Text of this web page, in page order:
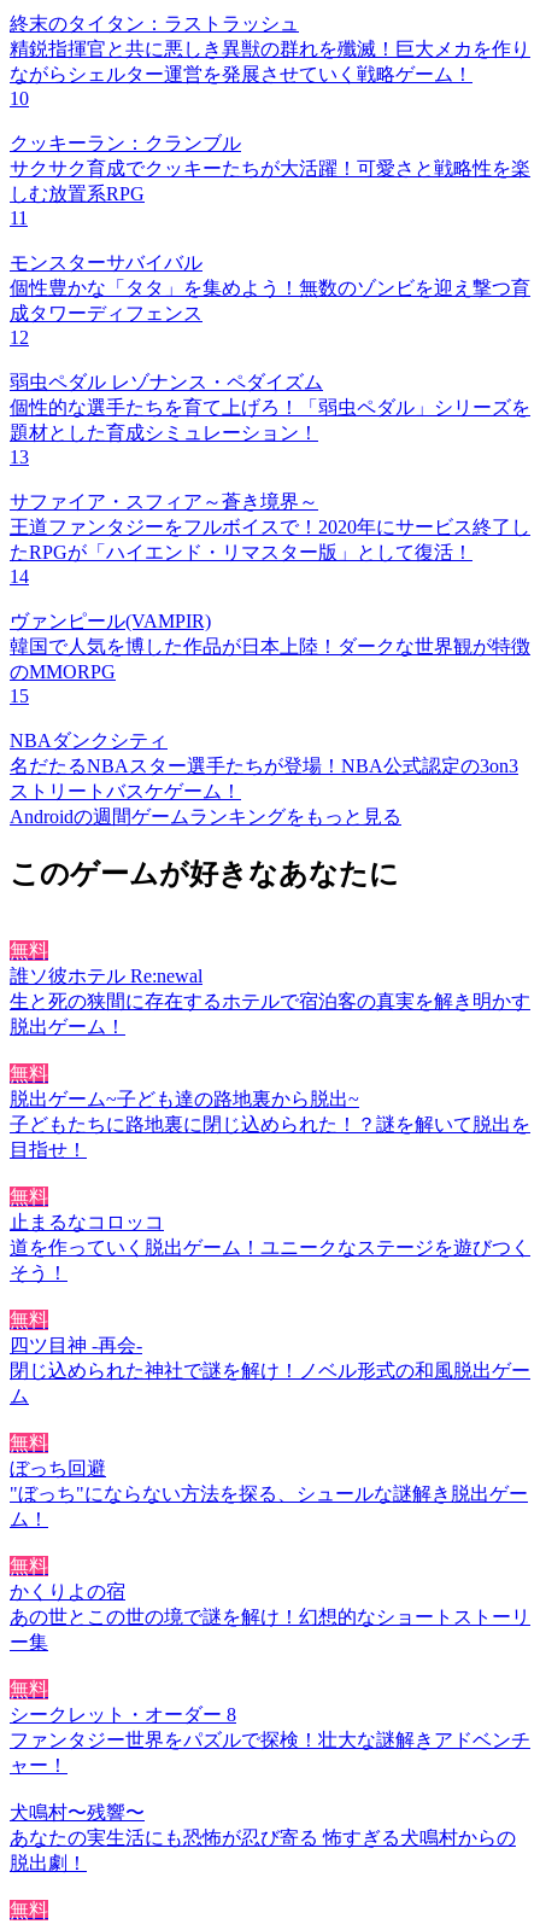
終末のタイタン：ラストラッシュ
精鋭指揮官と共に悪しき異獣の群れを殲滅！巨大メカを作り
ながらシェルター運営を発展させていく戦略ゲーム！
10
クッキーラン：クランブル
サクサク育成でクッキーたちが大活躍！可愛さと戦略性を楽
しむ放置系RPG
11
モンスターサバイバル
個性豊かな「タタ」を集めよう！無数のゾンビを迎え撃つ育
成タワーディフェンス
12
弱虫ペダル レゾナンス・ペダイズム
個性的な選手たちを育て上げろ！「弱虫ペダル」シリーズを
題材とした育成シミュレーション！
13
サファイア・スフィア～蒼き境界～
王道ファンタジーをフルボイスで！2020年にサービス終了し
たRPGが「ハイエンド・リマスター版」として復活！
14
ヴァンピール(VAMPIR)
韓国で人気を博した作品が日本上陸！ダークな世界観が特徴
のMMORPG
15
NBAダンクシティ
名だたるNBAスター選手たちが登場！NBA公式認定の3on3
ストリートバスケゲーム！
Androidの週間ゲームランキングをもっと見る
このゲームが好きなあなたに
無料
誰ソ彼ホテル Re:newal
生と死の狭間に存在するホテルで宿泊客の真実を解き明かす
脱出ゲーム！
無料
脱出ゲーム~子ども達の路地裏から脱出~
子どもたちに路地裏に閉じ込められた！？謎を解いて脱出を
目指せ！
無料
止まるなコロッコ
道を作っていく脱出ゲーム！ユニークなステージを遊びつく
そう！
無料
四ツ目神 -再会-
閉じ込められた神社で謎を解け！ノベル形式の和風脱出ゲー
ム
無料
ぼっち回避
"ぼっち"にならない方法を探る、シュールな謎解き脱出ゲー
ム！
無料
かくりよの宿
あの世とこの世の境で謎を解け！幻想的なショートストーリ
ー集
無料
シークレット・オーダー 8
ファンタジー世界をパズルで探検！壮大な謎解きアドベンチ
ャー！
犬鳴村〜残響〜
あなたの実生活にも恐怖が忍び寄る 怖すぎる犬鳴村からの
脱出劇！
無料